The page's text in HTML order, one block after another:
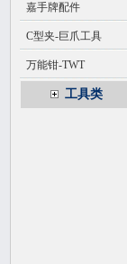
嘉手牌配件
C型夹-巨爪工具
万能钳-TWT
工具类